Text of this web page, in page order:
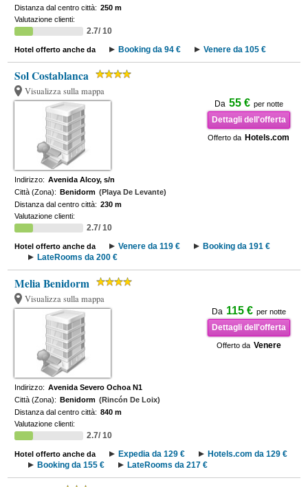
Distanza dal centro città: 250 m
Valutazione clienti:
2.7/ 10
Hotel offerto anche da Booking da 94 € Venere da 105 €
Sol Costablanca
Visualizza sulla mappa
Da 55 € per notte
Dettagli dell'offerta
Offerto da Hotels.com
Indirizzo: Avenida Alcoy, s/n
Città (Zona): Benidorm (Playa De Levante)
Distanza dal centro città: 230 m
Valutazione clienti:
2.7/ 10
Hotel offerto anche da Venere da 119 €
Booking da 191 €
LateRooms da 200 €
Melia Benidorm
Visualizza sulla mappa
Da 115 € per notte
Dettagli dell'offerta
Offerto da Venere
Indirizzo: Avenida Severo Ochoa N1
Città (Zona): Benidorm (Rincón De Loix)
Distanza dal centro città: 840 m
Valutazione clienti:
2.7/ 10
Hotel offerto anche da Expedia da 129 €
Hotels.com da 129 €
Booking da 155 €
LateRooms da 217 €